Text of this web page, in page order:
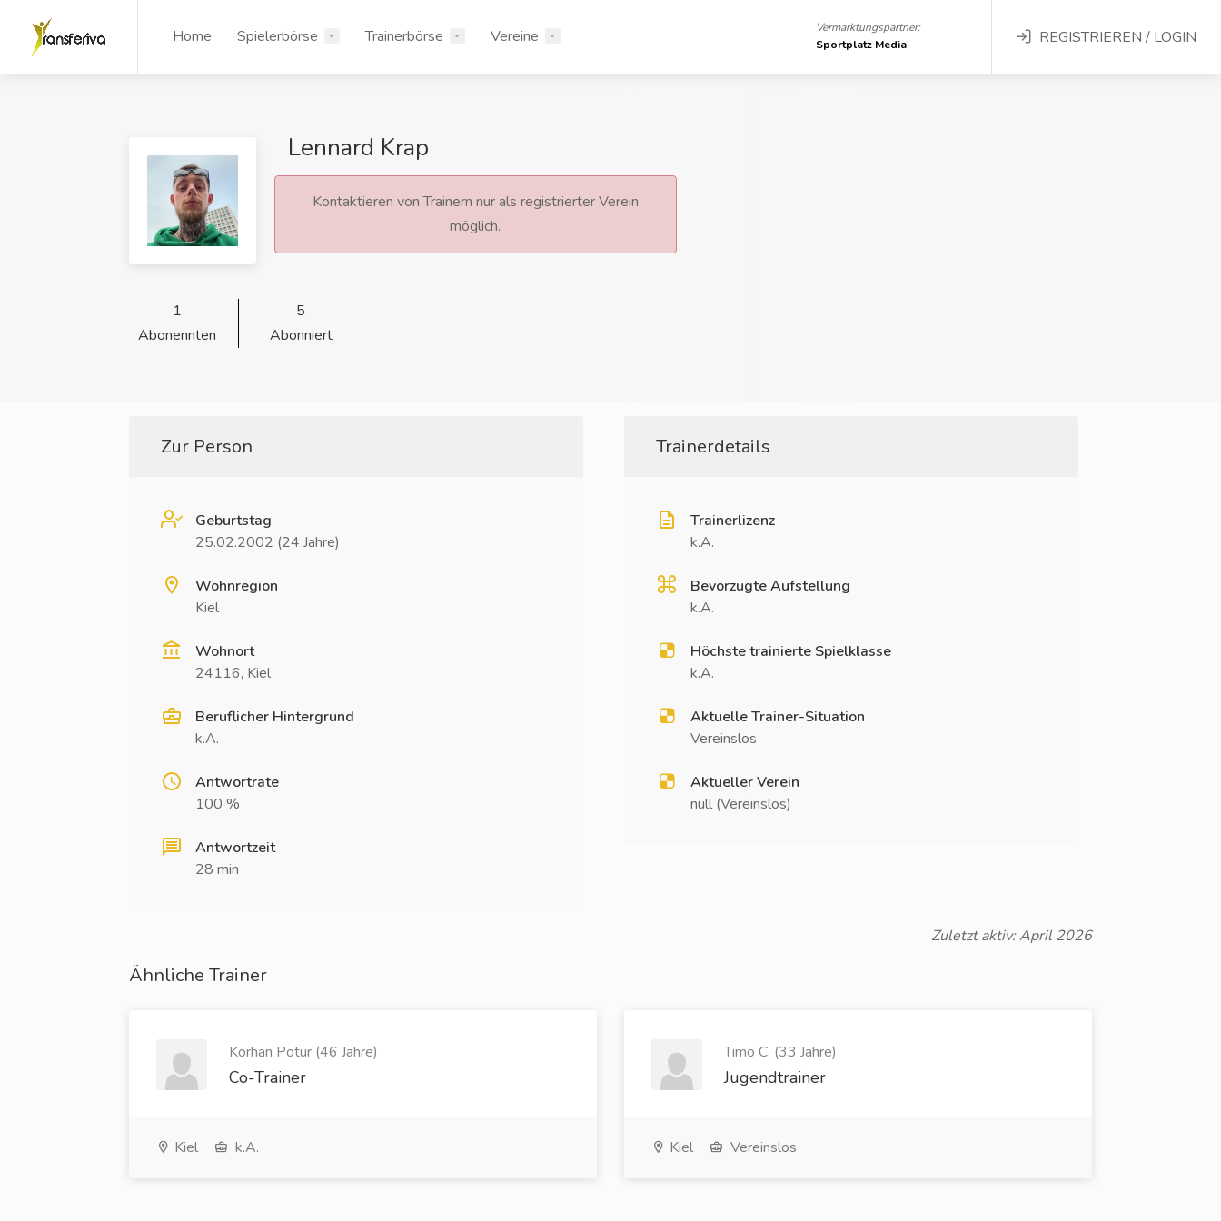
Home Spielerbörse Trainerbörse Vereine
Vermarktungspartner:
Sportplatz Media
REGISTRIEREN / LOGIN
Lennard Krap
Kontaktieren von Trainern nur als registrierter Verein
möglich.
1
Abonennten
5
Abonniert
Zur Person
Geburtstag
25.02.2002 (24 Jahre)
Wohnregion
Kiel
Wohnort
24116, Kiel
Beruflicher Hintergrund
k.A.
Antwortrate
100 %
Antwortzeit
28 min
Trainerdetails
Trainerlizenz
k.A.
Bevorzugte Aufstellung
k.A.
Höchste trainierte Spielklasse
k.A.
Aktuelle Trainer-Situation
Vereinslos
Aktueller Verein
null (Vereinslos)
Zuletzt aktiv: April 2026
Ähnliche Trainer
Korhan Potur (46 Jahre)
Co-Trainer
Kiel k.A.
Timo C. (33 Jahre)
Jugendtrainer
Kiel Vereinslos